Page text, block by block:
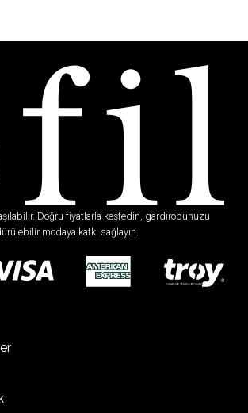
Doğru fiyatlarla keşfedin, gardırobunuzu
modaya katkı sağlayın.